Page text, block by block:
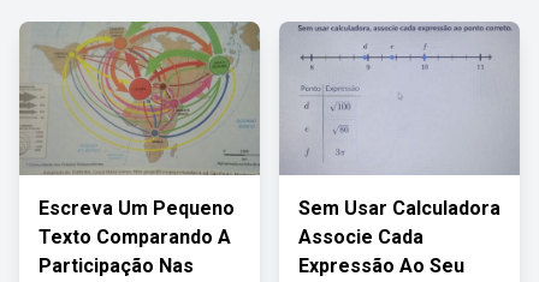
Escreva Um Pequeno
Texto Comparando A
Participação Nas
Sem Usar Calculadora
Associe Cada
Expressão Ao Seu